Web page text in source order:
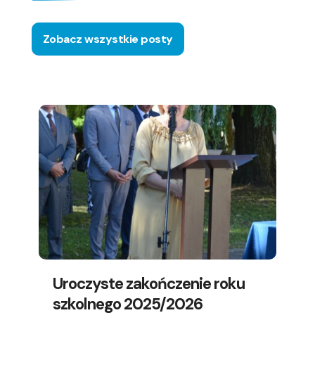
Zobacz wszystkie posty
Uroczyste zakończenie roku
szkolnego 2025/2026